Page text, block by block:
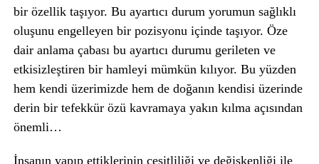
bir özellik taşıyor. Bu ayartıcı durum yorumun sağlıklı
oluşunu engelleyen bir pozisyonu içinde taşıyor. Öze
dair anlama çabası bu ayartıcı durumu gerileten ve
etkisizleştiren bir hamleyi mümkün kılıyor. Bu yüzden
hem kendi üzerimizde hem de doğanın kendisi üzerinde
derin bir tefekkür özü kavramaya yakın kılma açısından
önemli…
İnsanın yapıp ettiklerinin çeşitliliği ve değişkenliği ile